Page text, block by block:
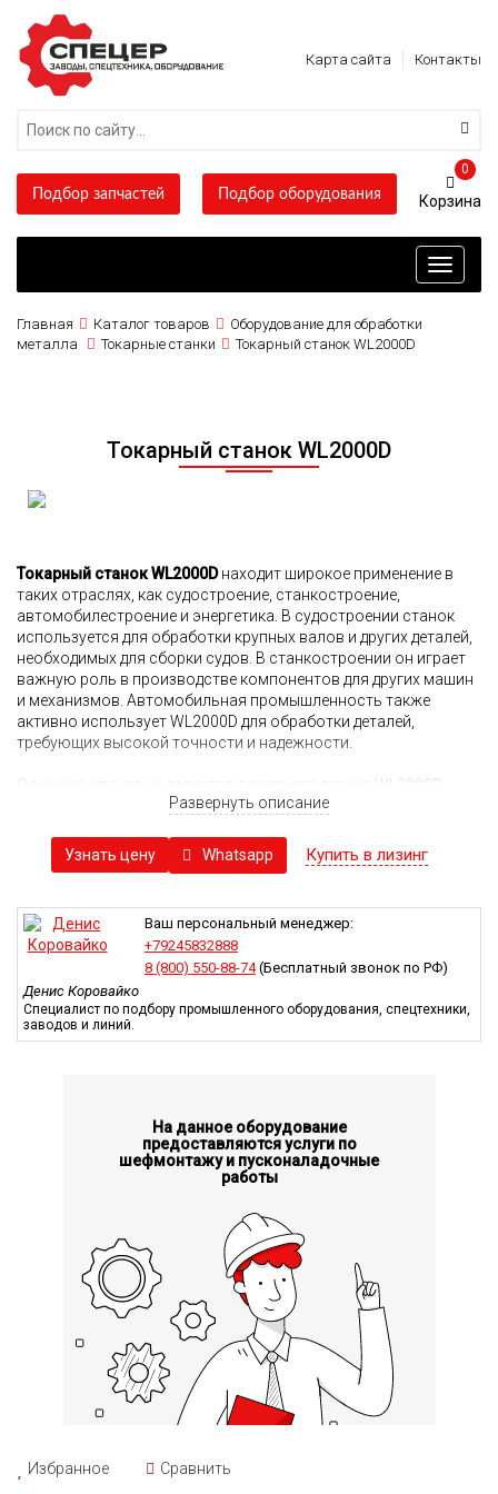
Карта сайта Контакты
Подбор запчастей Подбор оборудования
0
Toggle
Главная Каталог товаров
Оборудование для обработки
металла
Токарные станки Токарный станок WL2000D
Токарный станок WL2000D
Токарный станокWL2000Dнаходит широкое применение в
таких отраслях, как судостроение станкостроение
автомобилестроение и энергетика. В судостроении станок
используется для обработки крупных валов и других деталей,
необходимых для сборки судов. В станкостроении он играет
важную роль в производстве компонентов для других машин
и механизмов. Автомобильная промышленность также
активно использует WL2000D для обработки деталей,
требующих высокой точности и надежности.
Одним из ключевых аспектов токарного станка WL2000D
является его соответствие современным требованиям
соблюдение стандартов безопасности имеет первостепенное
значение. Станок оснащен защитными механизмами, которые
обеспечивают безопасное рабочее окружение. Это особенно
актуально при работе с тяжелыми и крупными заготовками,
где вероятность несчастных случаев значительно
WL2000Dвходитвсериюуниверсальныхтокарныхстанков,
состоящую из шести моделей, среди которых также
мощностью, что позволяет выбрать наиболее подходящую
модель в зависимости от конкретных производственных
задач. Это дает возможность предприятиям адаптировать
оборудование под свои нужды и оптимизировать
Типовая конструкция станка WL2000D включает в себя
главный вал с двухопорной системой, который приводится в
движение электродвигателем постоянного тока. Это
обеспечивает бесступенчатое регулирование скорости
вращения, что является важным преимуществом для точной
обработки различных материалов, таких как сталь, алюминий
Станина токарного станка выполнена в прямоугольной
что способствует стабильности и точности работы. Длина
станины позволяет обрабатывать заготовки значительных
Развернуть описание
Узнать цену Whatsapp Купить в лизинг
Ваш персональный менеджер:
+79245832888
8 (800) 550-88-74(Бесплатный звонок по РФ)
Денис Коровайко
Специалист по подбору промышленного оборудования, спецтехники,
заводов и линий.
На данное оборудование
предоставляются услуги по
шефмонтажу и пусконаладочные
работы
Избранное Сравнить